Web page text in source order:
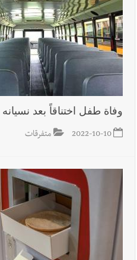
بوفاة الراحل ميشال معلولي
أخبار لبنان
الجيش اللبناني :
نتيجة استهداف إسرائيلي معادٍ
صور
أخبار لبنان مسيّرة أسرائيلية القت
العسكريين
العالم العربي
يبقى الشعب الفلسطيني يعيش كل
المعاناة التي تمزق القلوب والضمائر؟
وفاة طفل اختناقاً بعد
2022-10-10 متفرقات